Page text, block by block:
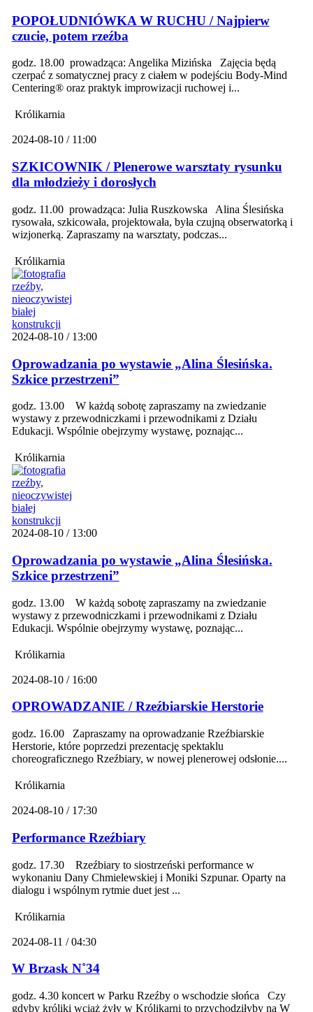
POPOŁUDNIÓWKA W RUCHU / Najpierw
czucie, potem rzeźba
godz. 18.00 prowadząca: Angelika Mizińska Zajęcia będą
czerpać z somatycznej pracy z ciałem w podejściu Body-Mind
Centering® oraz praktyk improwizacji ruchowej i...
Królikarnia
2024-08-10 / 11:00
SZKICOWNIK / Plenerowe warsztaty rysunku
dla młodzieży i dorosłych
godz. 11.00 prowadząca: Julia Ruszkowska Alina Ślesińska
rysowała, szkicowała, projektowała, była czujną obserwatorką i
wizjonerką. Zapraszamy na warsztaty, podczas...
Królikarnia
2024-08-10 / 13:00
Oprowadzania po wystawie „Alina Ślesińska.
Szkice przestrzeni”
godz. 13.00 W każdą sobotę zapraszamy na zwiedzanie
wystawy z przewodniczkami i przewodnikami z Działu
Edukacji. Wspólnie obejrzymy wystawę, poznając...
Królikarnia
2024-08-10 / 13:00
Oprowadzania po wystawie „Alina Ślesińska.
Szkice przestrzeni”
godz. 13.00 W każdą sobotę zapraszamy na zwiedzanie
wystawy z przewodniczkami i przewodnikami z Działu
Edukacji. Wspólnie obejrzymy wystawę, poznając...
Królikarnia
2024-08-10 / 16:00
OPROWADZANIE / Rzeźbiarskie Herstorie
godz. 16.00 Zapraszamy na oprowadzanie Rzeźbiarskie
Herstorie, które poprzedzi prezentację spektaklu
choreograficznego Rzeźbiary, w nowej plenerowej odsłonie....
Królikarnia
2024-08-10 / 17:30
Performance Rzeźbiary
godz. 17.30 Rzeźbiary to siostrzeński performance w
wykonaniu Dany Chmielewskiej i Moniki Szpunar. Oparty na
dialogu i wspólnym rytmie duet jest ...
Królikarnia
2024-08-11 / 04:30
W Brzask N˚34
godz. 4.30 koncert w Parku Rzeźby o wschodzie słońca Czy
gdyby króliki wciąż żyły w Królikarni to przychodziłyby na W